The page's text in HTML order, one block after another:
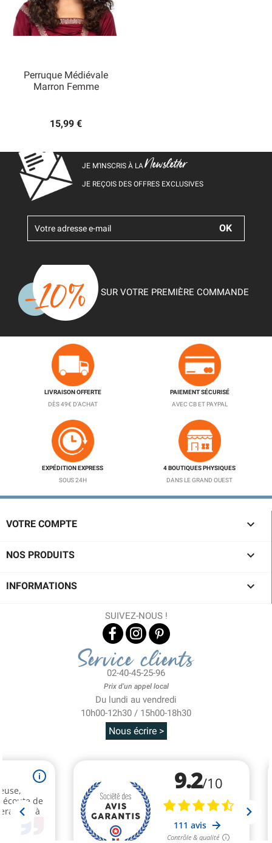
Perruque Médiévale
Marron Femme
15,99 €
JE M’INSCRIS À LANewsletter
JE REÇOIS DES OFFRES EXCLUSIVES
SUR VOTRE PREMIÈRE COMMANDE
LIVRAISON OFFERTE
DÈS 49€ D'ACHAT
PAIEMENT SÉCURISÉ
AVEC CB ET PAYPAL
EXPÉDITION EXPRESS
SOUS 24H
4 BOUTIQUES PHYSIQUES
DANS LE GRAND OUEST
VOTRE COMPTE 
NOS PRODUITS 
INFORMATIONS 
SUIVEZ-NOUS !
Service clients
02-40-45-25-96
Prix d'un appel local
Du lundi au vendredi
10h00-12h30 / 15h00-18h30
Nous écrire >